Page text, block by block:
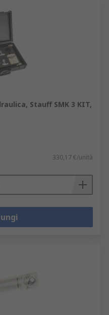
come
Stauff SMK 3 KIT,
330,17 €/unità